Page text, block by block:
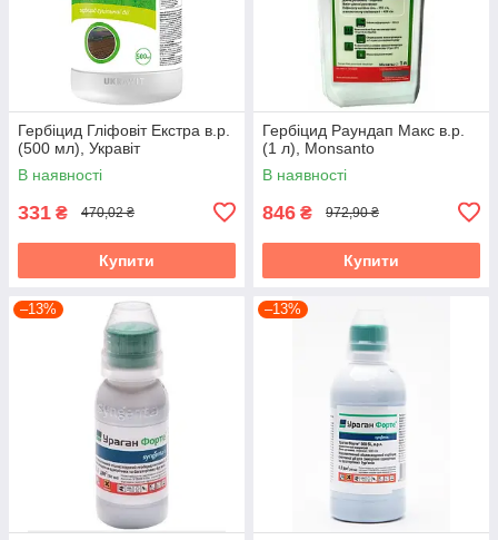
Гербіцид Гліфовіт Екстра в.р.
(500 мл), Укравіт
В наявності
331 ₴ 470,02 ₴
Купити
Гербіцид Раундап Макс в.р.
(1 л), Monsanto
В наявності
846 ₴ 972,90 ₴
Купити
–13% –13%